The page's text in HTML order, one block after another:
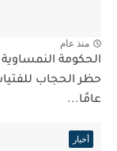
منذ عام
الحكومة
عامًا...
أخبار